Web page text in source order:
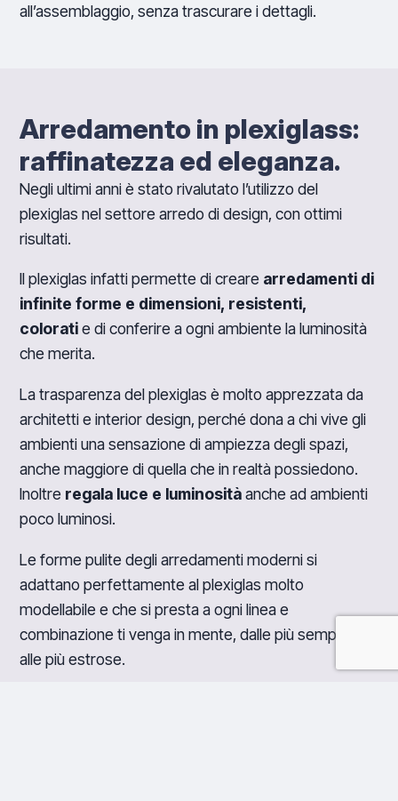
all’assemblaggio, senza trascurare i dettagli.
Arredamento in plexiglass:
raffinatezza ed eleganza.
Negli ultimi anni è stato rivalutato l’utilizzo del
plexiglas nel settore arredo di design, con ottimi
risultati.
Il plexiglas infatti permette di creare arredamenti di
infinite forme e dimensioni, resistenti,
coloratie di conferire a ogni ambiente la luminosità
che merita.
La trasparenza del plexiglas è molto apprezzata da
architetti e interior design, perché dona a chi vive gli
ambienti una sensazione di ampiezza degli spazi,
anche maggiore di quella che in realtà possiedono.
Inoltre regala luce e luminositàanche ad ambienti
poco luminosi.
Le forme pulite degli arredamenti moderni si
adattano perfettamente al plexiglas molto
modellabile e che si presta a ogni linea e
combinazione ti venga in mente, dalle più semplici
alle più estrose.